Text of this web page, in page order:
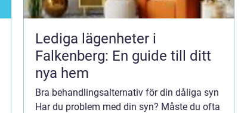
Lediga lägenheter i
Falkenberg: En guide till ditt
nya hem
Bra behandlingsalternativ för din dåliga syn
Har du problem med din syn? Måste du ofta